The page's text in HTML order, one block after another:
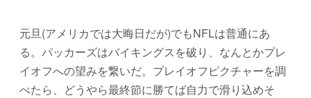
元旦(アメリカでは大晦日だが)でもNFLは普通にあ
る。パッカーズはバイキングスを破り、なんとかプレ
イオフへの望みを繋いだ。プレイオフピクチャーを調
べたら、どうやら最終節に勝てば自力で滑り込めそ